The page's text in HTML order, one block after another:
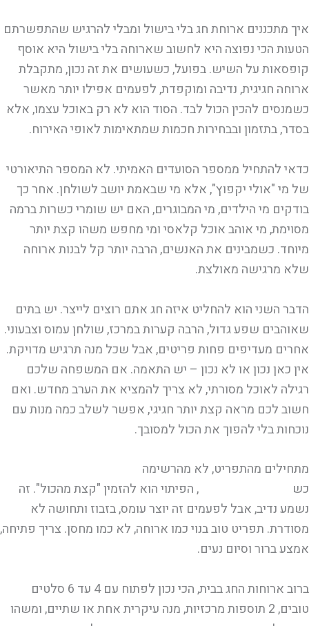
איך מתכננים ארוחת חג בלי בישול ומבלי להרגיש שהתפשרתם
הטעות הכי נפוצה היא לחשוב שארוחה בלי בישול היא אוסף
קופסאות על השיש. בפועל, כשעושים את זה נכון, מתקבלת
ארוחה חגיגית, נדיבה ומוקפדת, לפעמים אפילו יותר מאשר
כשמנסים להכין הכול לבד. הסוד הוא לא רק באוכל עצמו, אלא
בסדר, בתזמון ובבחירות חכמות שמתאימות לאופי האירוח.
כדאי להתחיל ממספר הסועדים האמיתי. לא המספר התיאורטי
של מי "אולי יקפוץ", אלא מי שבאמת יושב לשולחן. אחר כך
בודקים מי הילדים, מי המבוגרים, האם יש שומרי כשרות ברמה
מסוימת, מי אוהב אוכל קלאסי ומי מחפש משהו קצת יותר
מיוחד. כשמבינים את האנשים, הרבה יותר קל לבנות ארוחה
שלא מרגישה מאולצת.
הדבר השני הוא להחליט איזה חג אתם רוצים לייצר. יש בתים
שאוהבים שפע גדול, הרבה קערות במרכז, שולחן עמוס וצבעוני.
אחרים מעדיפים פחות פריטים, אבל שכל מנה תרגיש מדויקת.
אין כאן נכון או לא נכון – יש התאמה. אם המשפחה שלכם
רגילה לאוכל מסורתי, לא צריך להמציא את הערב מחדש. ואם
חשוב לכם מראה קצת יותר חגיגי, אפשר לשלב כמה מנות עם
נוכחות בלי להפוך את הכול למסובך.
מתחילים מהתפריט, לא מהרשימה
כש
, הפיתוי הוא להזמין "קצת מהכול". זה
נשמע נדיב, אבל לפעמים זה יוצר עומס, בזבוז ותחושה לא
מסודרת. תפריט טוב בנוי כמו ארוחה, לא כמו מחסן. צריך פתיחה,
אמצע ברור וסיום נעים.
ברוב ארוחות החג בבית, הכי נכון לפתוח עם 4 עד 6 סלטים
טובים, 2 תוספות מרכזיות, מנה עיקרית אחת או שתיים, ומשהו